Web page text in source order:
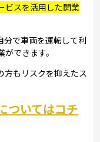
ビスを活用した開業
分で車両を運転して利
できます。
方もリスクを抑えたス
ついてはコチ